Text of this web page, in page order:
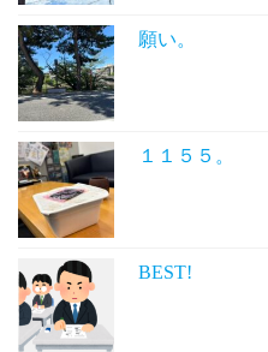
願い。
１１５５。
BEST!